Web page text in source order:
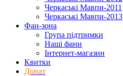
Черкаські Мавпи-2011
Черкаські Мавпи-2013
Фан-зона
Група підтримки
Наші фани
Інтернет-магазин
Квитки
Донат